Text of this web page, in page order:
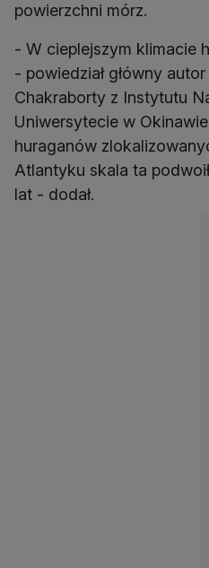
powierzchni mórz.
- W cieplejszym klimacie
- powiedział główny
Chakraborty z Instytutu
Uniwersytecie w
huraganów
Atlantyku skala ta
lat - dodał.